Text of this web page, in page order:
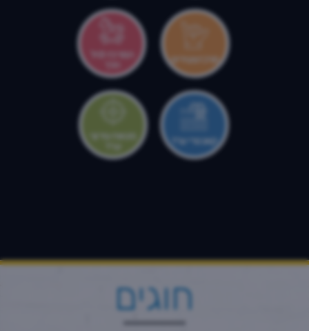
מרכז צעירים
קאנטרי ערד
מטווח עירוני
חוגים